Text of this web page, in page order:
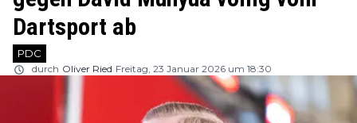
Dartsport ab
PDC
durch Oliver Ried Freitag, 23 Januar 2026 um 18:30